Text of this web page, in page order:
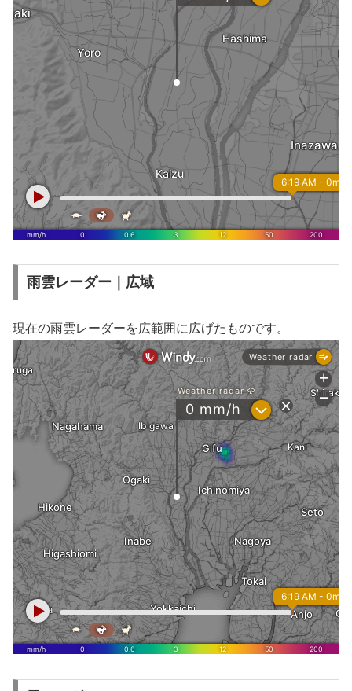
雨雲レーダー｜広域
現在の雨雲レーダーを広範囲に広げたものです。